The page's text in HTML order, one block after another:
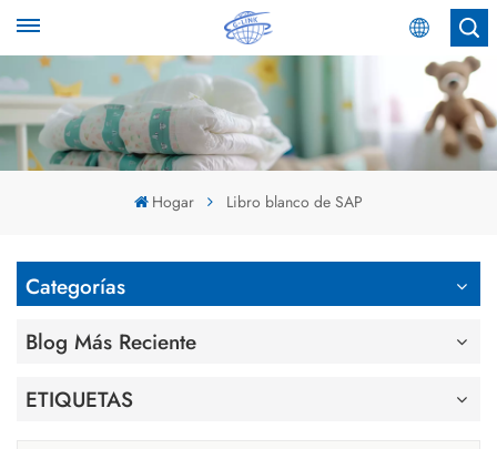
Español
English
Hogar Libro blanco de SAP
Categorías
Blog Más Reciente
ETIQUETAS